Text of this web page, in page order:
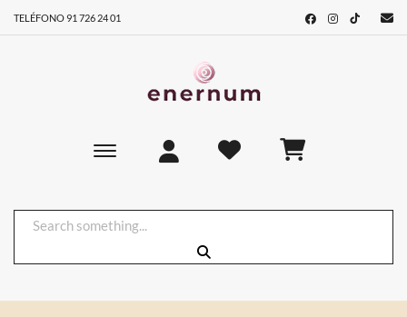
TELÉFONO 91 726 24 01
Toggle main navigation